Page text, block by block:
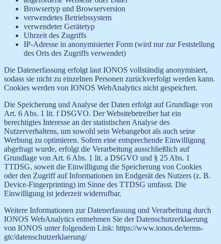
Browsertyp und Browserversion
verwendetes Betriebssystem
verwendeter Gerätetyp
Uhrzeit des Zugriffs
IP-Adresse in anonymisierter Form (wird nur zur Feststellung
des Orts des Zugriffs verwendet)
Die Datenerfassung erfolgt laut IONOS vollständig anonymisiert,
sodass sie nicht zu einzelnen Personen zurückverfolgt werden kann.
Cookies werden von IONOS WebAnalytics nicht gespeichert.
Die Speicherung und Analyse der Daten erfolgt auf Grundlage von
Art. 6 Abs. 1 lit. f DSGVO. Der Websitebetreiber hat ein
berechtigtes Interesse an der statistischen Analyse des
Nutzerverhaltens, um sowohl sein Webangebot als auch seine
Werbung zu optimieren. Sofern eine entsprechende Einwilligung
abgefragt wurde, erfolgt die Verarbeitung ausschließlich auf
Grundlage von Art. 6 Abs. 1 lit. a DSGVO und § 25 Abs. 1
TTDSG, soweit die Einwilligung die Speicherung von Cookies
oder den Zugriff auf Informationen im Endgerät des Nutzers (z. B.
Device-Fingerprinting) im Sinne des TTDSG umfasst. Die
Einwilligung ist jederzeit widerrufbar.
Weitere Informationen zur Datenerfassung und Verarbeitung durch
IONOS WebAnalytics entnehmen Sie der Datenschutzerklaerung
von IONOS unter folgendem Link: https://www.ionos.de/terms-
gtc/datenschutzerklaerung/